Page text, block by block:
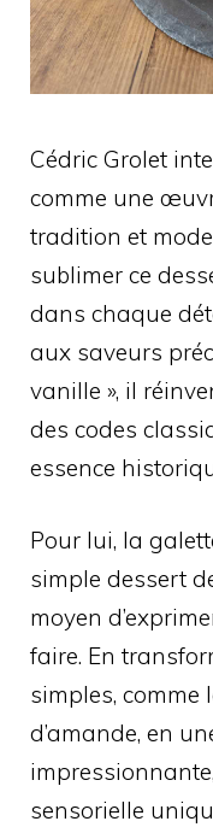
Cédric Grolet
comme une
tradition et
sublimer ce
dans chaque
aux saveurs
vanille », il
des codes
essence
Pour lui, la
simple dessert
moyen
faire. En
simples, comme
d’amande, en
sensorielle